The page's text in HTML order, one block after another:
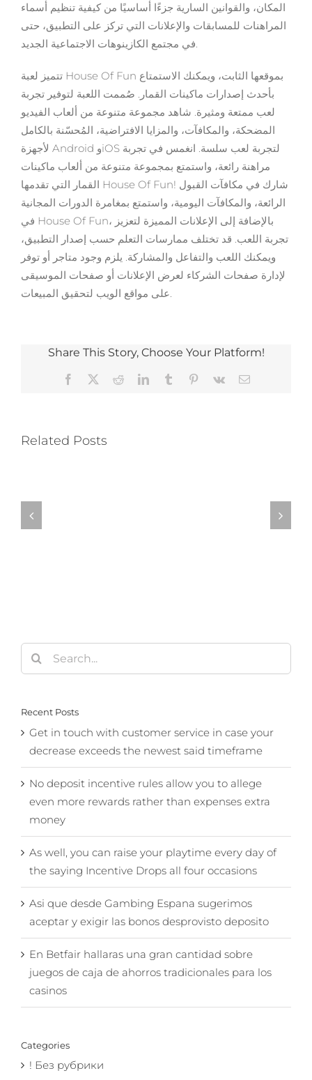
المكان، والقوانين السارية جزءًا أساسيًا من كيفية تنظيم أسماء
المراهنات للمسابقات والإعلانات التي تركز على التطبيق، حتى
في مجتمع الكازينوهات الاجتماعية الجديد.
تتميز لعبة House Of Fun بموقعها الثابت، ويمكنك الاستمتاع
بأحدث إصدارات ماكينات القمار. صُممت اللعبة لتوفير تجربة
لعب ممتعة ومثيرة. شاهد مجموعة متنوعة من ألعاب الفيديو
المضحكة، والمكافآت، والمزايا الافتراضية، المُحسّنة بالكامل
لأجهزة Android وiOS لتجربة لعب سلسة. انغمس في تجربة
مراهنة رائعة، واستمتع بمجموعة متنوعة من ألعاب ماكينات
القمار التي تقدمها House Of Fun! شارك في مكافآت القبول
الرائعة، والمكافآت اليومية، واستمتع بمغامرة الدورات المجانية
في House Of Fun، بالإضافة إلى الإعلانات المميزة لتعزيز
تجربة اللعب. قد تختلف ممارسات التعلم حسب إصدار التطبيق،
ويمكنك اللعب والتفاعل والمشاركة. يلزم وجود متاجر أو توفر
لإدارة صفحات الشركاء لعرض الإعلانات أو صفحات الموسيقى
على مواقع الويب لتحقيق المبيعات.
Share This Story, Choose Your Platform!
Facebook RedditLinkedInTumblr Pinterest
Vk Email
Related Posts
Search
for:
Recent Posts
Get in touch with customer service in case your
decrease exceeds the newest said timeframe
No deposit incentive rules allow you to allege
even more rewards rather than expenses extra
money
As well, you can raise your playtime every day of
the saying Incentive Drops all four occasions
Asi que desde Gambing Espana sugerimos
aceptar y exigir las bonos desprovisto deposito
En Betfair hallaras una gran cantidad sobre
juegos de caja de ahorros tradicionales para los
casinos
Categories
! Без рубрики